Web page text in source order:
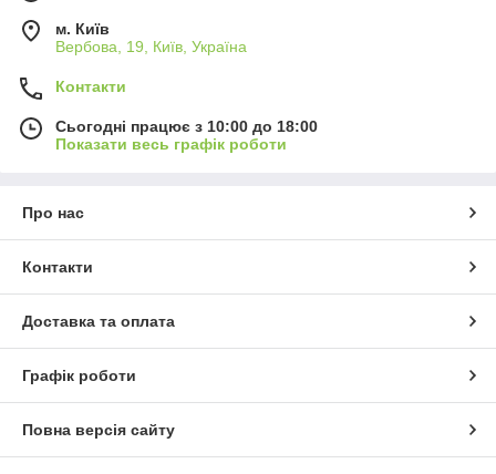
м. Київ
Вербова, 19, Київ, Україна
Контакти
Сьогодні працює з 10:00 до 18:00
Показати весь графік роботи
Про нас
Контакти
Доставка та оплата
Графік роботи
Повна версія сайту